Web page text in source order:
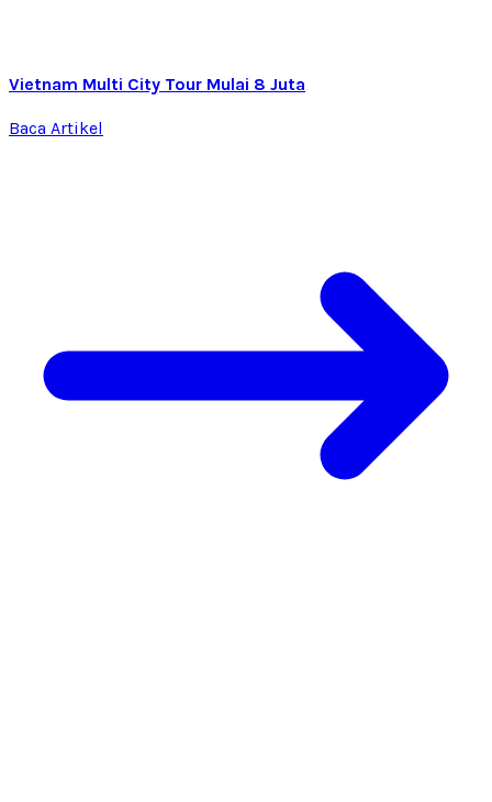
Vietnam Multi City Tour Mulai 8 Juta
Baca Artikel